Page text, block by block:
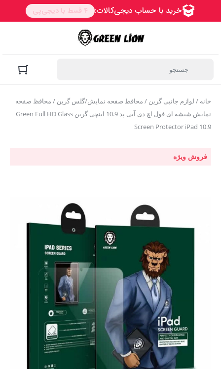
خانه / لوازم جانبی گرین / محافظ صفحه نمایش/گلس گرین / محافظ صفحه
نمایش شیشه ای فول اچ دی آیی پد 10.9 اینچی گرین Green Full HD Glass
Screen Protector iPad 10.9
فروش ویژه